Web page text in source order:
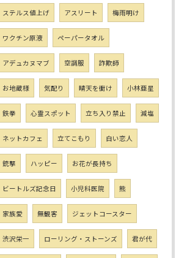
ステルス値上げ アスリート 梅雨明け
ワクチン原液 ペーパータオル
アデュカヌマブ 空調服 詐欺師
お地蔵様 気配り 晴天を衝け 小林亜星
鉄拳 心霊スポット 立ち入り禁止 減塩
ネットカフェ 立てこもり 白い恋人
銃撃 ハッピー お花が長持ち
ビートルズ記念日 小児科医院 熊
家族愛 無観客 ジェットコースター
渋沢栄一 ローリング・ストーンズ 君が代